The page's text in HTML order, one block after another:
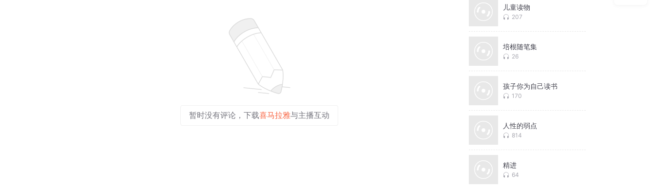
暂时没有评论，下载喜马拉雅与主播互动
儿童读物
207
培根随笔集
26
孩子你为自己读书
170
人性的弱点
814
精进
64